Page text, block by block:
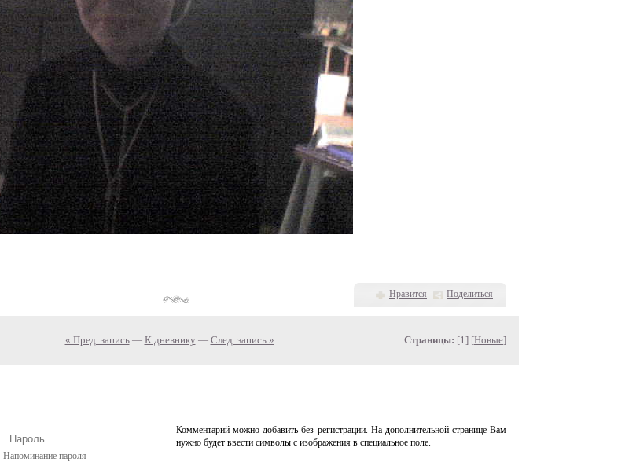
Нравится Поделиться
« Пред. запись— К дневнику — След. запись » Страницы: [1] [Новые]
Напоминание пароля
Комментарий можно добавить без регистрации. На дополнительной странице Вам
нужно будет ввести символы с изображения в специальное поле.